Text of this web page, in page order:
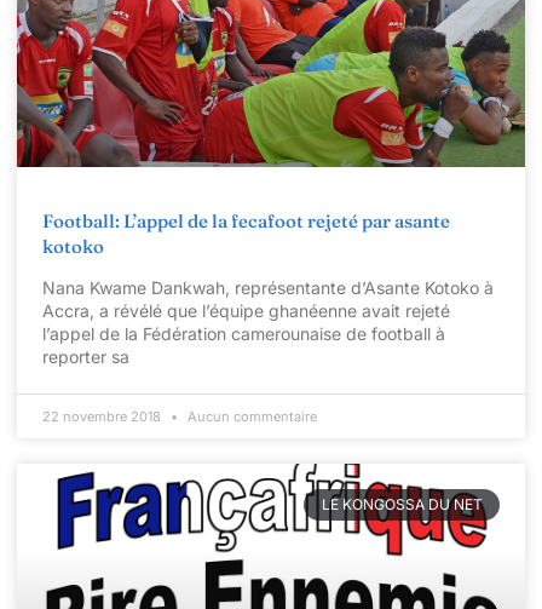
Football: L’appel de la fecafoot rejeté par asante
kotoko
Nana Kwame Dankwah, représentante d’Asante Kotoko à
Accra, a révélé que l’équipe ghanéenne avait rejeté
l’appel de la Fédération camerounaise de football à
reporter sa
22 novembre 2018 Aucun commentaire
LE KONGOSSA DU NET